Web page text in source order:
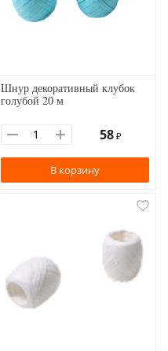
Шнур декоративный клубок
голубой 20 м
58 ₽
В корзину